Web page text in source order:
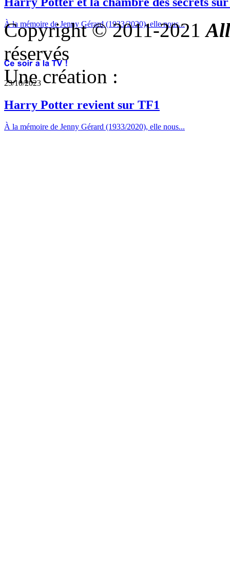
À la mémoire de Jenny Gérard (1933/2020), elle nous...
23/10/2023
Harry Potter revient sur TF1
À la mémoire de Jenny Gérard (1933/2020), elle nous...
Copyright © 2011-2021
réservés
Une création :